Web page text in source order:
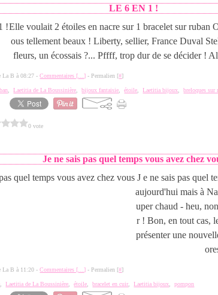
LE 6 EN 1 !
Elle voulait 2 étoiles en nacre sur 1 bracelet sur ruban
ous tellement beaux ! Liberty, sellier, France Duval
fleurs, un écossais ?... Pffff, trop dur de se décider !
La B à 08:27 -Commentaires [ …] - Permalien [#]
,Laetitia de La Boussinière ,bijoux fantaisie ,étoile ,Laetitia bijoux ,breloques sur
0 vote
Je ne sais pas quel temps vous avez chez
J e ne sais pas quel
aujourd'hui mais à
uper chaud - heu,
r ! Bon, en tout cas,
présenter une
La B à 11:20 -Commentaires [ …] - Permalien [#]
,Laetitia de La Boussinière ,étoile ,bracelet en cuir,Laetitia bijoux ,pompon